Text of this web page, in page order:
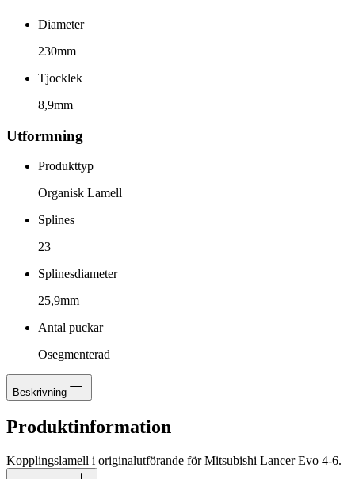
Diameter
230mm
Tjocklek
8,9mm
Utformning
Produkttyp
Organisk Lamell
Splines
23
Splinesdiameter
25,9mm
Antal puckar
Osegmenterad
Beskrivning
Produktinformation
Kopplingslamell i originalutförande för Mitsubishi Lancer Evo 4-6.